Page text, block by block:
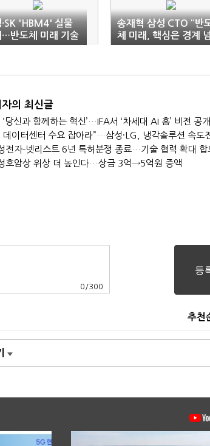
·SK 'HBM4' 실물
…반도체 미래 기술
결
송재혁 삼성 CTO “반
체 미래, 핵심은 경계
는 협업”
자의 최신글
‘당신과 함께하는 혁신’…IFA서 ‘차세대 AI 홈’ 비전 공개
데이터센터 수요 잡아라”…삼성·LG, 냉각솔루션 속도
전자-넷리스트 6년 특허분쟁 종료…기술 협력 확대 합
호암상 위상 더 높인다…상금 3억→5억원 증액
0 /300
추천